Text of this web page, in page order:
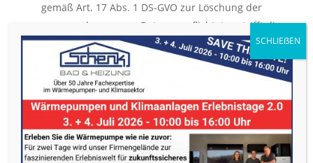
gemäß Art. 17 Abs. 1 DS-GVO zur Löschung der
personenbezogenen Daten verpflichtet, so trifft die
Stefan Schenk Bad & Heizung unter
Berücksichtigung der verfügbaren Technologie
und der Implementierungskosten angemessene
Maßnahmen, auch technischer Art, um andere für
die Datenverarbeitung Verantwortliche, welche die
veröffentlichten personenbezogenen Daten
verarbeiten, darüber in Kenntnis zu setzen, dass